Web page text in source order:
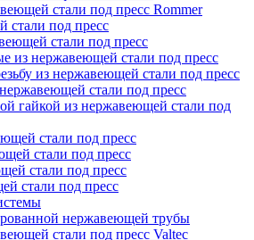
стали под пресс Rommer
стали под пресс
стали под пресс
из нержавеющей стали под пресс
из нержавеющей стали под пресс
стали под пресс
гайкой из нержавеющей стали под
стали под пресс
стали под пресс
стали под пресс
стали под пресс
нержавеющей трубы
стали под пресс Valtec